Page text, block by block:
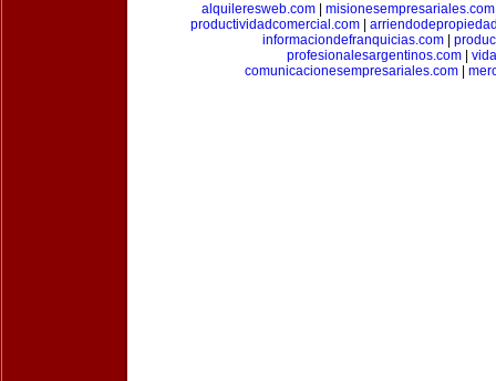
alquileresweb.com
misionesempresariales.com
productividadcomercial.com
informaciondefranquicias.com
profesionalesargentinos.com|
comunicacionesempresariales.com